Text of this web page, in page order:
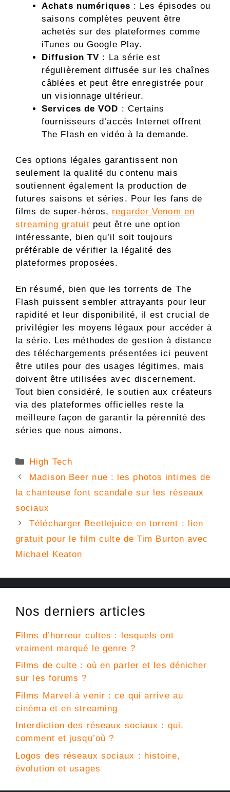
Achats numériques : Les épisodes ou
saisons complètes peuvent être
achetés sur des plateformes comme
iTunes ou Google Play.
Diffusion TV : La série est
régulièrement diffusée sur les chaînes
câblées et peut être enregistrée pour
un visionnage ultérieur.
Services de VOD : Certains
fournisseurs d’accès Internet offrent
The Flash en vidéo à la demande.
Ces options légales garantissent non
seulement la qualité du contenu mais
soutiennent également la production de
futures saisons et séries. Pour les fans de
films de super-héros, regarder Venom en
streaming gratuit peut être une option
intéressante, bien qu’il soit toujours
préférable de vérifier la légalité des
plateformes proposées.
En résumé, bien que les torrents de The
Flash puissent sembler attrayants pour leur
rapidité et leur disponibilité, il est crucial de
privilégier les moyens légaux pour accéder à
la série. Les méthodes de gestion à distance
des téléchargements présentées ici peuvent
être utiles pour des usages légitimes, mais
doivent être utilisées avec discernement.
Tout bien considéré, le soutien aux créateurs
via des plateformes officielles reste la
meilleure façon de garantir la pérennité des
séries que nous aimons.
Catégories
High Tech
Madison Beer nue : les photos intimes de
la chanteuse font scandale sur les réseaux
sociaux
Télécharger Beetlejuice en torrent : lien
gratuit pour le film culte de Tim Burton avec
Michael Keaton
Nos derniers articles
Films d’horreur cultes : lesquels ont
vraiment marqué le genre ?
Films de culte : où en parler et les dénicher
sur les forums ?
Films Marvel à venir : ce qui arrive au
cinéma et en streaming
Interdiction des réseaux sociaux : qui,
comment et jusqu’où ?
Logos des réseaux sociaux : histoire,
évolution et usages